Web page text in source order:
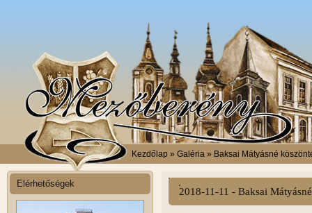
Kezdőlap » Galéria » Baksai Mátyásné
Elérhetőségek
2018-11-11 - Baksai